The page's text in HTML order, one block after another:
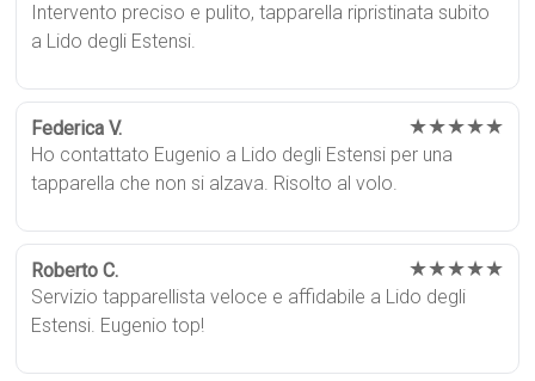
Intervento preciso e pulito, tapparella ripristinata subito
a Lido degli Estensi.
Federica V. ★★★★★
Ho contattato Eugenio a Lido degli Estensi per una
tapparella che non si alzava. Risolto al volo.
Roberto C. ★★★★★
Servizio tapparellista veloce e affidabile a Lido degli
Estensi. Eugenio top!